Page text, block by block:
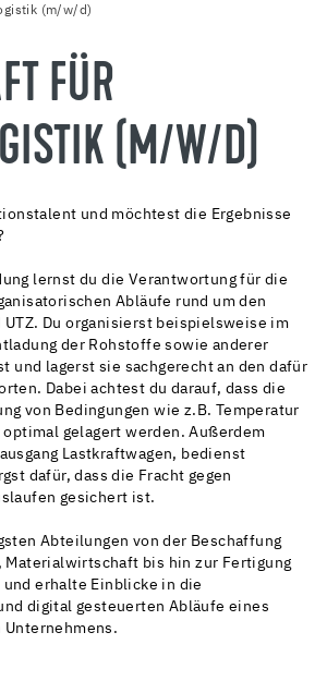
(m/w/d)
FÜR
(M/W/D)
und möchtest die Ergebnisse
lernst du die Verantwortung für die
Abläufe rund um den
UTZ. Du organisierst beispielsweise im
der Rohstoffe sowie anderer
und lagerst sie sachgerecht an den dafür
Dabei achtest du darauf, dass die
von Bedingungen wie z.B. Temperatur
gelagert werden. Außerdem
Lastkraftwagen, bedienst
dafür, dass die Fracht gegen
gesichert ist.
Abteilungen von der Beschaffung
Materialwirtschaft bis hin zur Fertigung
und erhalte Einblicke in die
digital gesteuerten Abläufe eines